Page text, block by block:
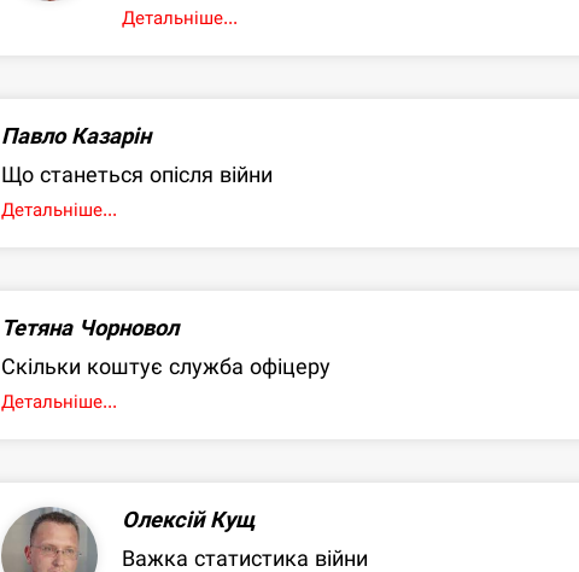
Детальніше...
Павло Казарін
Що станеться опісля війни
Детальніше...
Тетяна Чорновол
Скільки коштує служба офіцеру
Детальніше...
Олексій Кущ
Важка статистика війни